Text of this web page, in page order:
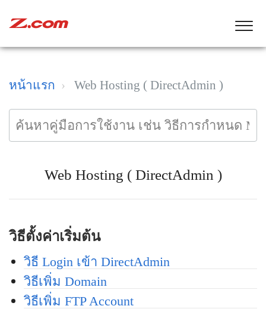
หน้าแรก Web Hosting ( DirectAdmin )
Web Hosting ( DirectAdmin )
วิธีตั้งค่าเริ่มต้น
วิธี Login เข้า DirectAdmin
วิธีเพิ่ม Domain
วิธีเพิ่ม FTP Account